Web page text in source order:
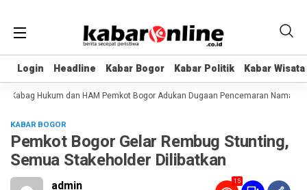
Login Headline Kabar Bogor Kabar Politik Kabar Wisata
Login Headline Kabar Bogor Kabar Politik Kabar Wisata
Hukum dan HAM Pemkot Bogor Adukan Dugaan Pencemaran Nama Baik
KABAR BOGOR
Pemkot Bogor Gelar Rembug Stunting,
Semua Stakeholder Dilibatkan
admin 15